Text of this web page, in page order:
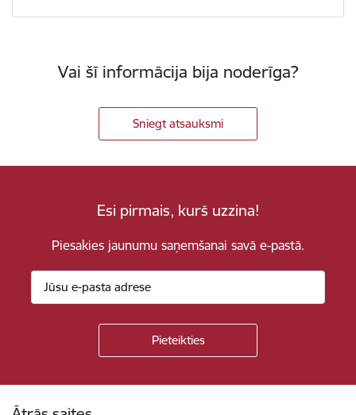
Vai šī informācija bija noderīga?
Sniegt atsauksmi
Esi pirmais, kurš uzzina!
Piesakies jaunumu saņemšanai savā e-pastā.